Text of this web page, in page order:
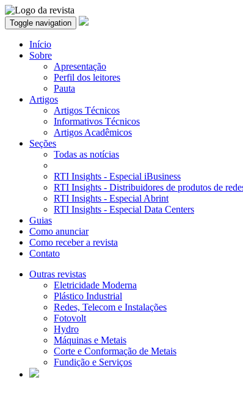
Toggle navigation
Início
Sobre
Apresentação
Perfil dos leitores
Pauta
Artigos
Artigos Técnicos
Informativos Técnicos
Artigos Acadêmicos
Seções
Todas as notícias
RTI Insights - Especial iBusiness
RTI Insights - Distribuidores de produtos de
RTI Insights - Especial Abrint
RTI Insights - Especial Data Centers
Guias
Como anunciar
Como receber a revista
Contato
Outras revistas
Eletricidade Moderna
Plástico Industrial
Redes, Telecom e Instalações
Fotovolt
Hydro
Máquinas e Metais
Corte e Conformação de Metais
Fundição e Serviços